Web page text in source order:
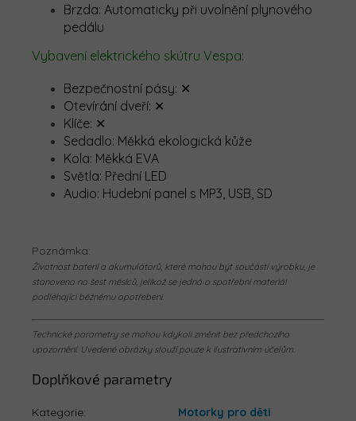
Brzda: Automaticky při uvolnění plynového
pedálu
Vybavení elektrického skútru Vespa:
Bezpečnostní pásy: ✕
Otevírání dveří: ✕
Klíče: ✕
Sedadlo: Měkká ekologická kůže
Kola: Měkká EVA
Světla: Přední LED
Audio: Hudební panel s MP3, USB, SD
Poznámka:
Životnost baterií a akumulátorů, které mohou být součástí výrobku, je
stanovena na šest měsíců, jelikož se jedná o spotřební materiál
podléhající běžnému opotřebení.
Technické parametry se mohou kdykoli změnit bez předchozího
upozornění. Uvedené obrázky slouží pouze k ilustrativním účelům.
Doplňkové parametry
Kategorie:
Motorky pro děti